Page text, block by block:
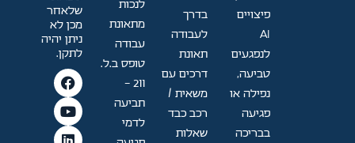
פיצויים
AI
לנפגעים
טביעה,
נפילה או
פגיעה
בבריכה
בדרך
לעבודה
תאונת
דרכים עם
משאית /
רכב כבד
שאלות
לנכות
מתאונת
עבודה
טופס ב.ל.
211 -
תביעה
לדמי
שלאחר
מכן לא
ניתן יהיה
לתקן.